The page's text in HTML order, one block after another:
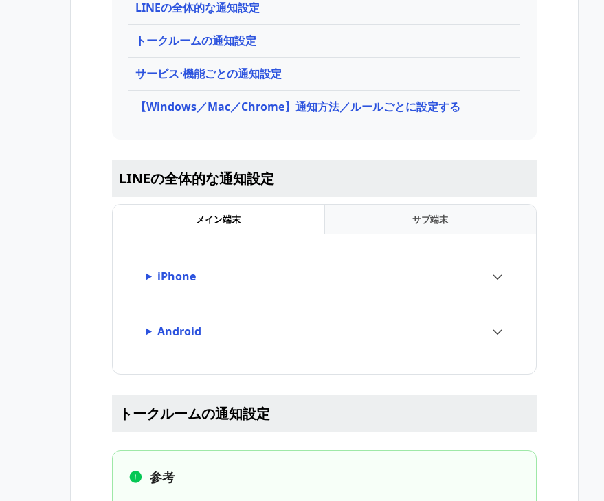
LINEの全体的な通知設定
トークルームの通知設定
サービス⋅機能ごとの通知設定
【Windows／Mac／Chrome】通知方法／ルールごとに設定する
LINEの全体的な通知設定
メイン端末 サブ端末
iPhone
Android
トークルームの通知設定
参考